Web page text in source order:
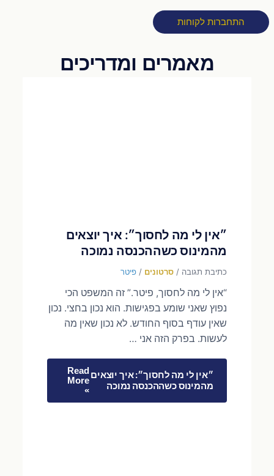
התחברות לקוחות
״אין לי מה לחסוך״: איך יוצאים
מהמינוס כשההכנסה נמוכה
כתיבת תגובה /סרטונים /פיטר
“אין לי מה לחסוך, פיטר.” זה המשפט הכי
נפוץ שאני שומע בפגישות. הוא נכון בחצי. נכון
שאין עודף בסוף החודש. לא נכון שאין מה
לעשות. בפרק הזה אני …
״אין לי מה לחסוך״: איך יוצאים
מהמינוס כשההכנסה נמוכה
Read
More
»